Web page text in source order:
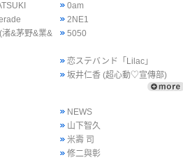
0am
2NE1
&茅野&業&
5050
恋ステバンド「Lilac」
坂井仁香 (超心動♡宣傳部)
NEWS
山下智久
米壽 司
修二與彰